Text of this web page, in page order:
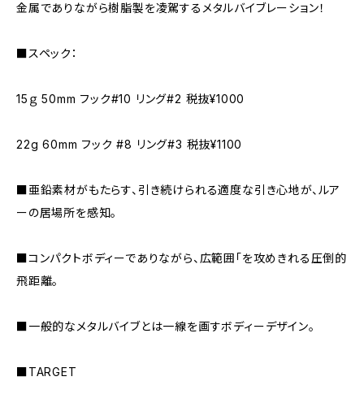
金属でありながら樹脂製を凌駕するメタルバイブレーション！
■スペック：
15ｇ 50mm フック#10 リング#2 税抜¥1000
22g 60mm フック #8 リング#3 税抜¥1100
■亜鉛素材がもたらす、引き続けられる適度な引き心地が、ルア
ーの居場所を感知。
■コンパクトボディーでありながら、広範囲「を攻めきれる圧倒的
飛距離。
■一般的なメタルバイブとは一線を画すボディーデザイン。
■TARGET